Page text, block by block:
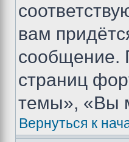
вам
сообщение.
страниц
темы», «Вы
Вернуться к